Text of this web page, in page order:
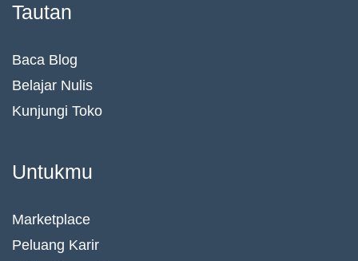
Tautan
Baca Blog
Belajar Nulis
Kunjungi Toko
Untukmu
Marketplace
Peluang Karir